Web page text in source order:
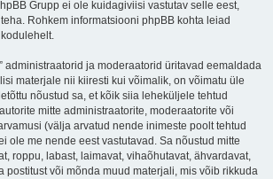
Grupp ei ole kuidagiviisi vastutav selle eest,
Rohkem informatsiooni phpBB kohta leiad
administraatorid ja moderaatorid üritavad eemaldada
materjale nii kiiresti kui võimalik, on võimatu üle
nõustud sa, et kõik siia leheküljele tehtud
mitte administraatorite, moderaatorite või
(välja arvatud nende inimeste poolt tehtud
ole me nende eest vastutavad. Sa nõustud mitte
roppu, labast, laimavat, vihaõhutavat, ähvardavat,
postitust või mõnda muud materjali, mis võib rikkuda